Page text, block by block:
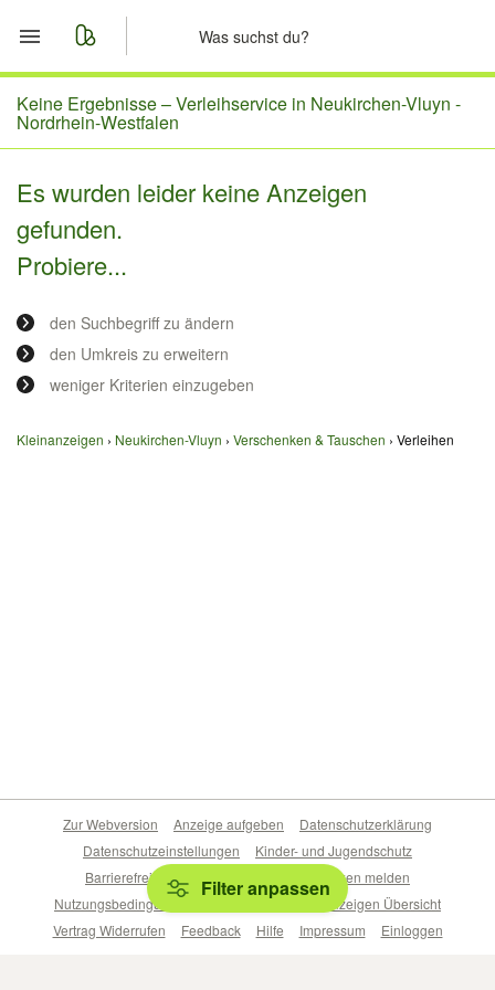
Start
Merkliste
Nachrichten
Anzeige aufgeben
Keine Ergebnisse –Verleihservice in Neukirchen-Vluyn -
Nordrhein-Westfalen
Es wurden leider keine Anzeigen
gefunden.
Probiere...
den Suchbegriff zu ändern
den Umkreis zu erweitern
weniger Kriterien einzugeben
Kleinanzeigen Neukirchen-Vluyn Verschenken & Tauschen Verleihen
Filter anpassen
Zur Webversion Anzeige aufgeben
Datenschutzerklärung
Datenschutzeinstellungen
Kinder- und Jugendschutz
Barrierefreiheitserklärung
Sicherheitslücken melden
Nutzungsbedingungen
Beliebte Suchen
Anzeigen Übersicht
Vertrag Widerrufen
Feedback Hilfe Impressum Einloggen